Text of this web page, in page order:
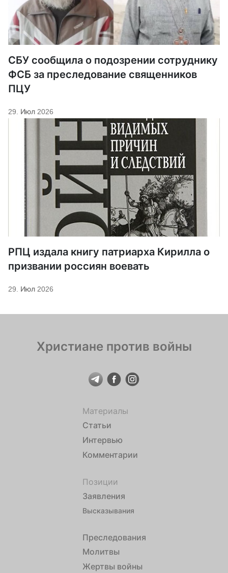
СБУ сообщила о подозрении сотруднику
ФСБ за преследование священников
ПЦУ
29. Июл 2026
РПЦ издала книгу патриарха Кирилла о
призвании россиян воевать
29. Июл 2026
Христиане против войны
Материалы
Статьи
Интервью
Комментарии
Позиции
Заявления
Высказывания
Преследования
Молитвы
Жертвы войны